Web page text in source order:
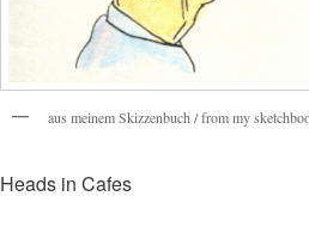
aus meinem Skizzenbuch / from my
Heads in Cafes